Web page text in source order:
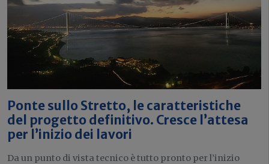
Ponte sullo Stretto, le caratteristiche
del progetto definitivo. Cresce l’attesa
per l’inizio dei lavori
Da un punto di vista tecnico è tutto pronto per l’inizio